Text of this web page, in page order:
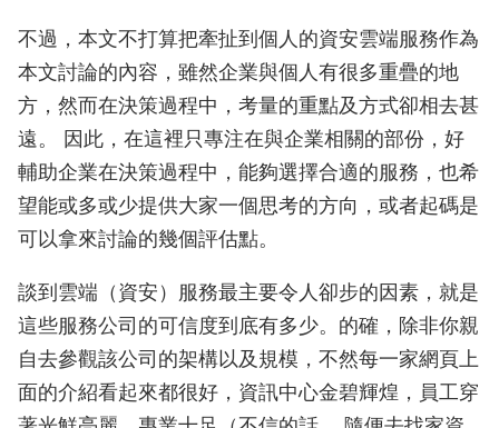
不過，本文不打算把牽扯到個人的資安雲端服務作為
本文討論的內容，雖然企業與個人有很多重疊的地
方，然而在決策過程中，考量的重點及方式卻相去甚
遠。 因此，在這裡只專注在與企業相關的部份，好
輔助企業在決策過程中，能夠選擇合適的服務，也希
望能或多或少提供大家一個思考的方向，或者起碼是
可以拿來討論的幾個評估點。
談到雲端（資安）服務最主要令人卻步的因素，就是
這些服務公司的可信度到底有多少。的確，除非你親
自去參觀該公司的架構以及規模，不然每一家網頁上
面的介紹看起來都很好，資訊中心金碧輝煌，員工穿